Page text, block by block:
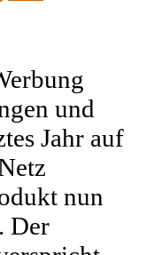
und
Jahr auf
nun
Der